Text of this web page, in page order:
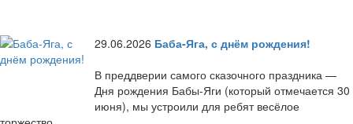
29.06.2026 Баба-Яга, с днём рождения!
В преддверии самого сказочного праздника —
Дня рождения Бабы-Яги (который отмечается 30
июня), мы устроили для ребят весёлое